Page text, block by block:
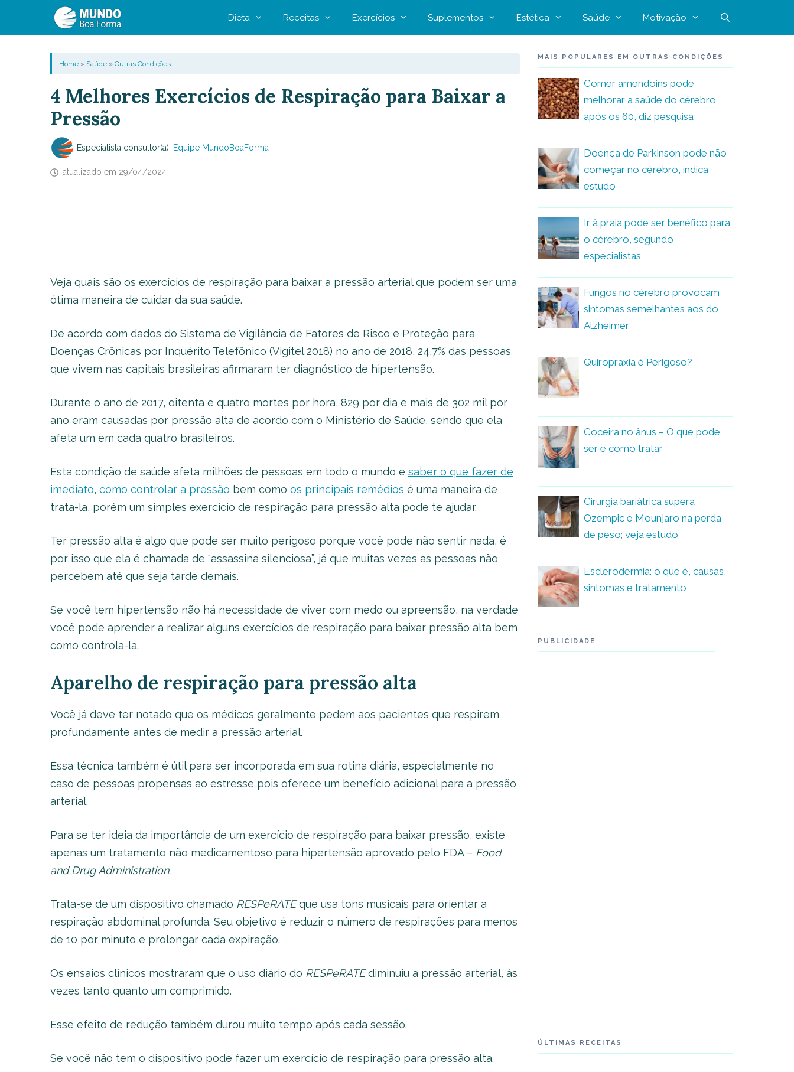
Dieta Receitas Exercícios Suplementos Estética Saúde Motivação
Home» Saúde» Outras Condições
4 Melhores Exercícios de Respiração para Baixar a
Pressão
Especialista consultor(a): Equipe MundoBoaForma
atualizado em 29/04/2024
Veja quais são os exercícios de respiração para baixar a pressão arterial que podem ser uma
ótima maneira de cuidar da sua saúde.
De acordo com dados do Sistema de Vigilância de Fatores de Risco e Proteção para
Doenças Crônicas por Inquérito Telefônico (Vigitel 2018) no ano de 2018, 24,7% das pessoas
que vivem nas capitais brasileiras afirmaram ter diagnóstico de hipertensão.
Durante o ano de 2017, oitenta e quatro mortes por hora, 829 por dia e mais de 302 mil por
ano eram causadas por pressão alta de acordo com o Ministério de Saúde, sendo que ela
afeta um em cada quatro brasileiros.
Esta condição de saúde afeta milhões de pessoas em todo o mundo e saber o que fazer de
imediato, como controlar a pressão bem como os principais remédios é uma maneira de
trata-la, porém um simples exercício de respiração para pressão alta pode te ajudar.
Ter pressão alta é algo que pode ser muito perigoso porque você pode não sentir nada, é
por isso que ela é chamada de “assassina silenciosa”, já que muitas vezes as pessoas não
percebem até que seja tarde demais.
Se você tem hipertensão não há necessidade de viver com medo ou apreensão, na verdade
você pode aprender a realizar alguns exercícios de respiração para baixar pressão alta bem
como controla-la.
Aparelho de respiração para pressão alta
Você já deve ter notado que os médicos geralmente pedem aos pacientes que respirem
profundamente antes de medir a pressão arterial.
Essa técnica também é útil para ser incorporada em sua rotina diária, especialmente no
caso de pessoas propensas ao estresse pois oferece um benefício adicional para a pressão
arterial.
Para se ter ideia da importância de um exercício de respiração para baixar pressão, existe
apenas um tratamento não medicamentoso para hipertensão aprovado pelo FDA – Food
and Drug Administration.
Trata-se de um dispositivo chamado RESPeRATEque usa tons musicais para orientar a
respiração abdominal profunda. Seu objetivo é reduzir o número de respirações para menos
de 10 por minuto e prolongar cada expiração.
Os ensaios clínicos mostraram que o uso diário do RESPeRATEdiminuiu a pressão arterial, às
vezes tanto quanto um comprimido.
Esse efeito de redução também durou muito tempo após cada sessão.
Se você não tem o dispositivo pode fazer um exercício de respiração para pressão alta.
MAIS POPULARES EM OUTRAS CONDIÇÕES
Comer amendoins pode
melhorar a saúde do cérebro
após os 60, diz pesquisa
Doença de Parkinson pode não
começar no cérebro, indica
estudo
Ir à praia pode ser benéfico para
o cérebro, segundo
especialistas
Fungos no cérebro provocam
sintomas semelhantes aos do
Alzheimer
Quiropraxia é Perigoso?
Coceira no ânus – O que pode
ser e como tratar
Cirurgia bariátrica supera
Ozempic e Mounjaro na perda
de peso; veja estudo
Esclerodermia: o que é, causas,
sintomas e tratamento
PUBLICIDADE
ÚLTIMAS RECEITAS